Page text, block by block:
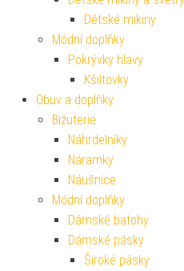
Dětské mikiny
Módní doplňky
Pokrývky hlavy
Kšiltovky
Obuv a doplňky
Bižuterie
Náhrdelníky
Náramky
Náušnice
Módní doplňky
Dámské batohy
Dámské pásky
Široké pásky